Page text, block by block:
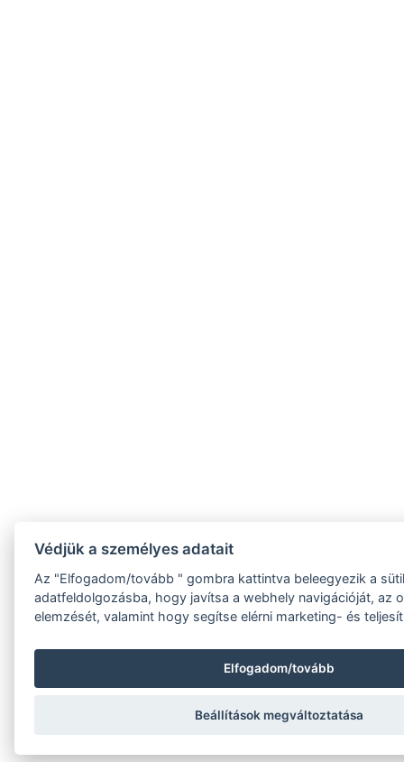
Védjük a személyes adatait
Az "Elfogadom/tovább " gombra kattintva beleegyezik a
adatfeldolgozásba, hogy javítsa a webhely navigációját, az
elemzését, valamint hogy segítse elérni marketing- és
Elfogadom/tovább
Beállítások megváltoztatása